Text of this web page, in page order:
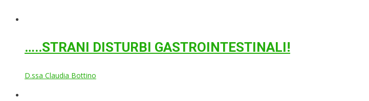
…..STRANI DISTURBI GASTROINTESTINALI!
D.ssa Claudia Bottino